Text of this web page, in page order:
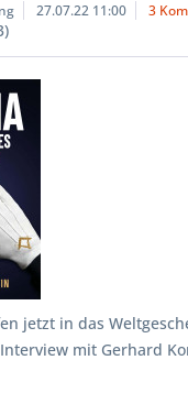
27.07.22 11:00 3
)
jetzt in das
mit Gerhard